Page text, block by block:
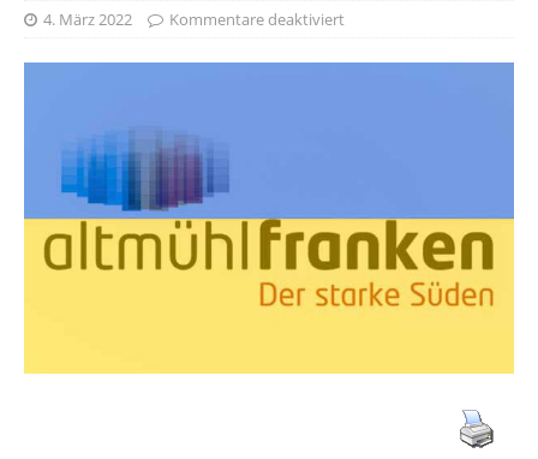
4. März 2022 Kommentare deaktiviert